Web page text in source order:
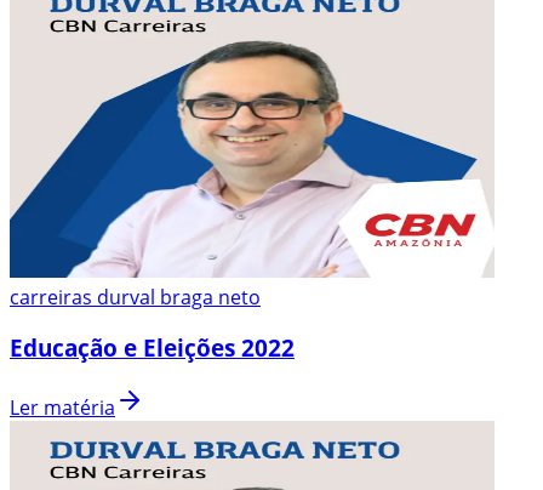
carreiras durval braga neto
Educação e Eleições 2022
Ler matéria